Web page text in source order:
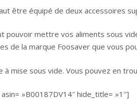
être équipé de deux accessoires
pouvoir mettre vos aliments sous
de la marque Foosaver que vous
à mise sous vide. Vous pouvez en
»B00187DV14″ hide_title= »1″]